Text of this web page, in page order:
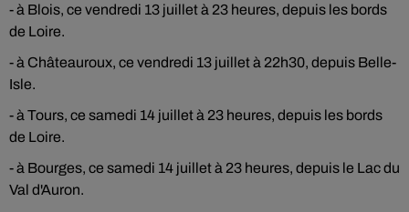
- à Blois, ce vendredi 13 juillet à 23 heures, depuis les bords
de Loire.
- à Châteauroux, ce vendredi 13 juillet à 22h30, depuis Belle-
Isle.
- à Tours, ce samedi 14 juillet à 23 heures, depuis les bords
de Loire.
- à Bourges, ce samedi 14 juillet à 23 heures, depuis le Lac du
Val d'Auron.